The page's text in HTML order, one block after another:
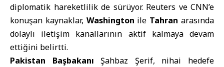
diplomatik hareketlilik de sürüyor. Reuters ve CNN’e
konuşan kaynaklar, Washington ile Tahran arasında
dolaylı iletişim kanallarının aktif kalmaya devam
ettiğini belirtti.
Pakistan Başbakanı
Şahbaz Şerif, nihai hedefe